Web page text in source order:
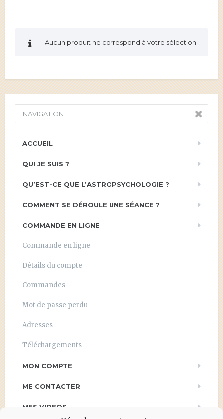
Aucun produit ne correspond à votre sélection.
NAVIGATION
ACCUEIL
QUI JE SUIS ?
QU’EST-CE QUE L’ASTROPSYCHOLOGIE ?
COMMENT SE DÉROULE UNE SÉANCE ?
COMMANDE EN LIGNE
Commande en ligne
Détails du compte
Commandes
Mot de passe perdu
Adresses
Téléchargements
MON COMPTE
ME CONTACTER
MES VIDEOS